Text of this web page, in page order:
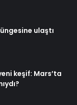
ulaştı
keşif: Mars’ta